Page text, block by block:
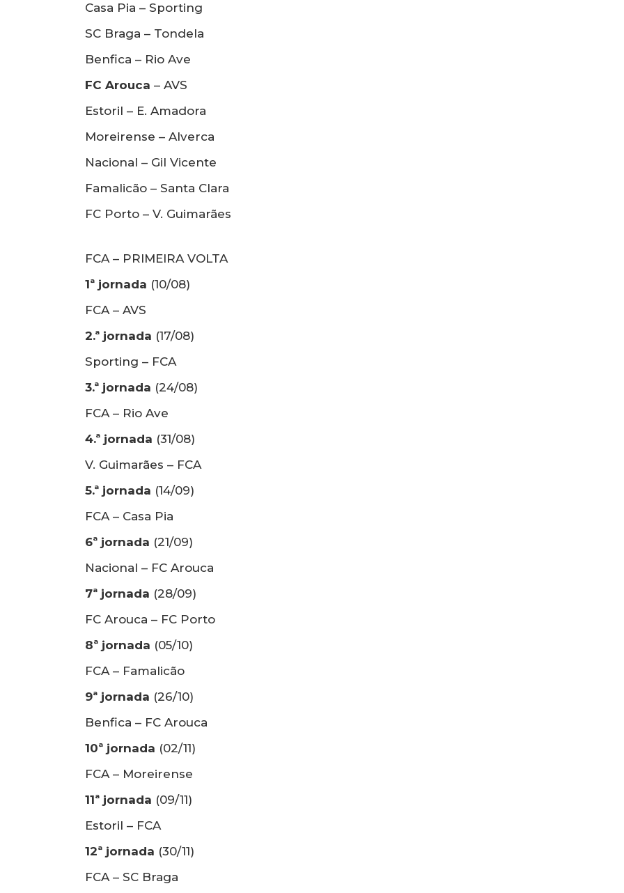
Casa Pia – Sporting
SC Braga – Tondela
Benfica – Rio Ave
FC Arouca – AVS
Estoril – E. Amadora
Moreirense – Alverca
Nacional – Gil Vicente
Famalicão – Santa Clara
FC Porto – V. Guimarães
FCA – PRIMEIRA VOLTA
1ª jornada (10/08)
FCA – AVS
2.ª jornada (17/08)
Sporting – FCA
3.ª jornada (24/08)
FCA – Rio Ave
4.ª jornada (31/08)
V. Guimarães – FCA
5.ª jornada (14/09)
FCA – Casa Pia
6ª jornada (21/09)
Nacional – FC Arouca
7ª jornada (28/09)
FC Arouca – FC Porto
8ª jornada (05/10)
FCA – Famalicão
9ª jornada (26/10)
Benfica – FC Arouca
10ª jornada (02/11)
FCA – Moreirense
11ª jornada (09/11)
Estoril – FCA
12ª jornada (30/11)
FCA – SC Braga